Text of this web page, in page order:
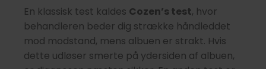
En klassisk test kaldes Cozen’s test, hvor
behandleren beder dig strække håndleddet
mod modstand, mens albuen er strakt. Hvis
dette udløser smerte på ydersiden af albuen,